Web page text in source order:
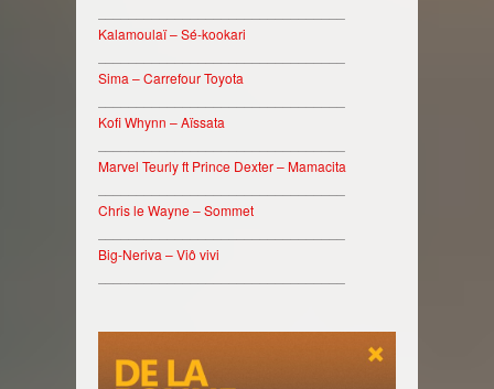
Kalamoulaï – Sé-kookari
Sima – Carrefour Toyota
Kofi Whynn – Aïssata
Marvel Teurly ft Prince Dexter – Mamacita
Chris le Wayne – Sommet
Big-Neriva – Viô vivi